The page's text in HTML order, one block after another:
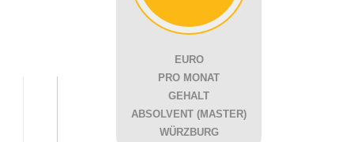
EURO
PRO MONAT
GEHALT
ABSOLVENT (MASTER)
WÜRZBURG